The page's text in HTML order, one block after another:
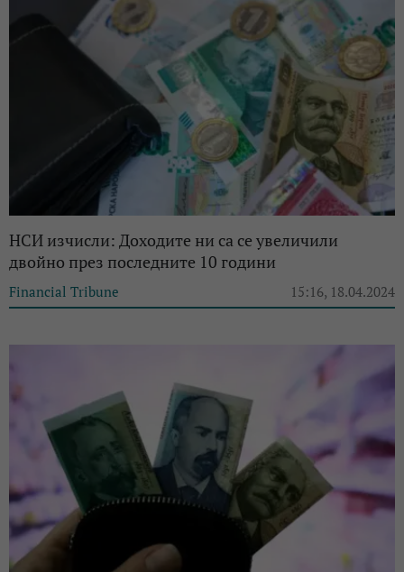
НСИ изчисли: Доходите ни са се увеличили
двойно през последните 10 години
Financial Tribune 15:16, 18.04.2024